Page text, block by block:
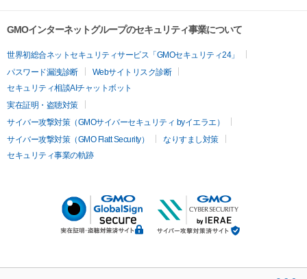
GMOインターネットグループのセキュリティ事業について
世界初総合ネットセキュリティサービス「GMOセキュリティ24」
パスワード漏洩診断
Webサイトリスク診断
セキュリティ相談AIチャットボット
実在証明・盗聴対策
サイバー攻撃対策（GMOサイバーセキュリティ byイエラエ）
サイバー攻撃対策（GMO Flatt Security）
なりすまし対策
セキュリティ事業の軌跡